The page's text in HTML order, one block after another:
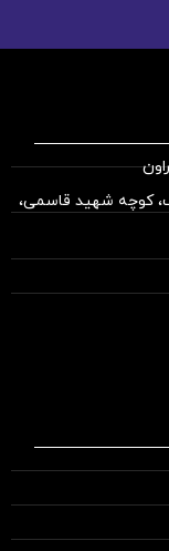
کوچه شهید قاسمی،